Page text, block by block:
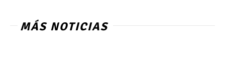
MÁS NOTICIAS